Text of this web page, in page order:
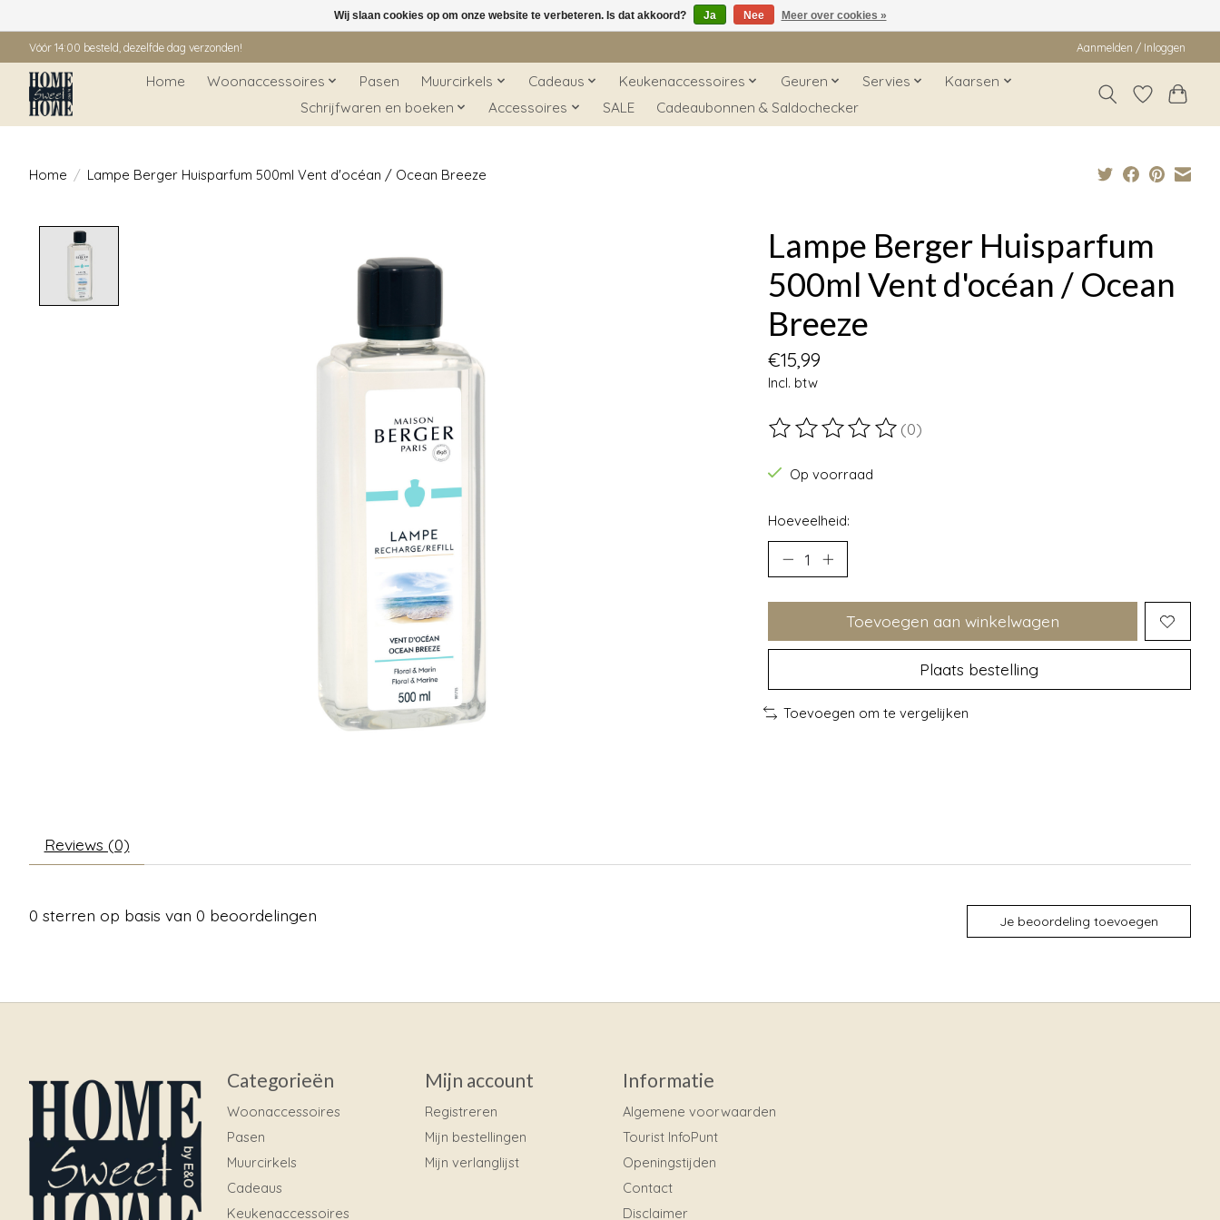
Vóór 14:00 besteld, dezelfde dag verzonden! Aanmelden / Inloggen
Home Woonaccessoires Pasen Muurcirkels Cadeaus Keukenaccessoires Geuren Servies
Kaarsen
Schrijfwaren en boeken
Accessoires SALE Cadeaubonnen & Saldochecker
Home / Lampe Berger Huisparfum 500ml Vent d'océan / Ocean Breeze
Lampe Berger Huisparfum
500ml Vent d'océan / Ocean
Breeze
€15,99
Incl. btw
De beoordeling van dit product is
(0)
Op voorraad
Hoeveelheid:
Toevoegen aan winkelwagen
Plaats bestelling
Toevoegen om te vergelijken
Reviews (0)
0 sterren op basis van 0 beoordelingen Je beoordeling toevoegen
Categorieën
Woonaccessoires
Pasen
Muurcirkels
Cadeaus
Keukenaccessoires
Mijn account
Registreren
Mijn bestellingen
Mijn verlanglijst
Informatie
Algemene voorwaarden
Tourist InfoPunt
Openingstijden
Contact
Disclaimer
Wij slaan cookies op om onze website te verbeteren. Is dat akkoord? Ja Nee Meer over cookies »